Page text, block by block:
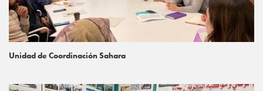
Unidad de Coordinación Sahara